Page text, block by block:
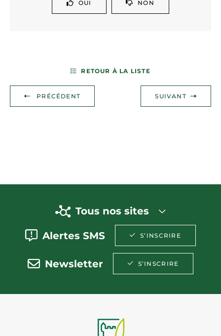
OUI NON
PRÉCÉDENT
RETOUR À LA LISTE
SUIVANT
Tous nos sites
Alertes SMS S’INSCRIRE
Newsletter S’INSCRIRE